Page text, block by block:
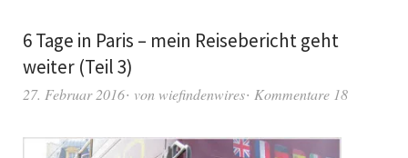
6 Tage in Paris – mein Reisebericht geht
weiter (Teil 3)
27. Februar 2016 von wiefindenwires Kommentare 18